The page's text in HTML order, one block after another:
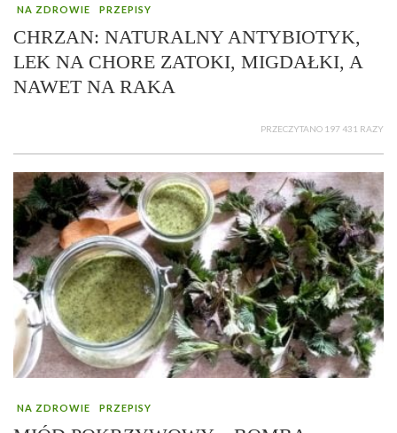
NA ZDROWIE PRZEPISY
CHRZAN: NATURALNY ANTYBIOTYK,
LEK NA CHORE ZATOKI, MIGDAŁKI, A
NAWET NA RAKA
PRZECZYTANO 197 431 RAZY
NA ZDROWIE PRZEPISY